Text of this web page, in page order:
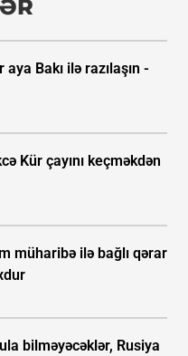
Bakı ilə razılaşın -
Kür çayını keçməkdən
müharibə ilə bağlı qərar
bilməyəcəklər, Rusiya